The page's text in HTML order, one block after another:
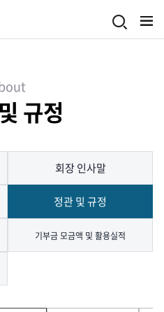
규정
회장 인사말
정관 및 규정
기부금 모금액 및 활용실적